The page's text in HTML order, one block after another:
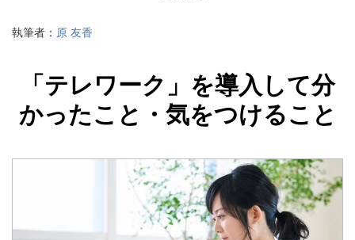
執筆者： 原 友香
「テレワーク」を導入して分
かったこと・気をつけること